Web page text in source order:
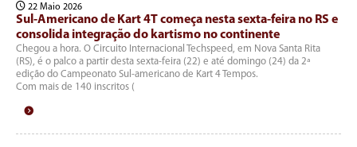
22 Maio 2026
Sul-Americano de Kart 4T começa nesta sexta-feira no RS e
consolida integração do kartismo no continente
Chegou a hora. O Circuito Internacional Techspeed, em Nova Santa Rita
(RS), é o palco a partir desta sexta-feira (22) e até domingo (24) da 2ª
edição do Campeonato Sul-americano de Kart 4 Tempos.
Com mais de 140 inscritos (